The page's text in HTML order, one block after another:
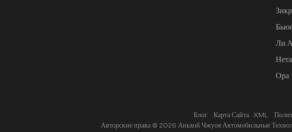
Зикр
Ли
Нета
Ора
Блог Карта Сайта XML
Авторские права © 2026 Аньхой Чжуоя Автомобильные